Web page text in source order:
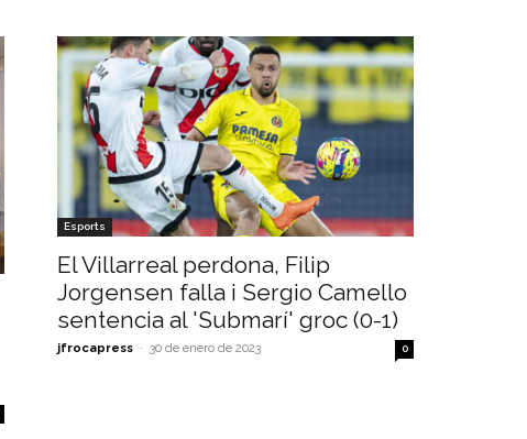
Esports
El Villarreal perdona, Filip
Jorgensen falla i Sergio Camello
sentencia al 'Submarí' groc (0-1)
jfrocapress - 30 de enero de 2023 0